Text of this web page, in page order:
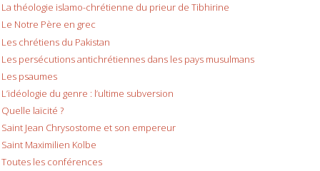
La théologie islamo-chrétienne du prieur de Tibhirine
Le Notre Père en grec
Les chrétiens du Pakistan
Les persécutions antichrétiennes dans les pays musulmans
Les psaumes
L’idéologie du genre : l’ultime subversion
Quelle laïcité ?
Saint Jean Chrysostome et son empereur
Saint Maximilien Kolbe
Toutes les conférences